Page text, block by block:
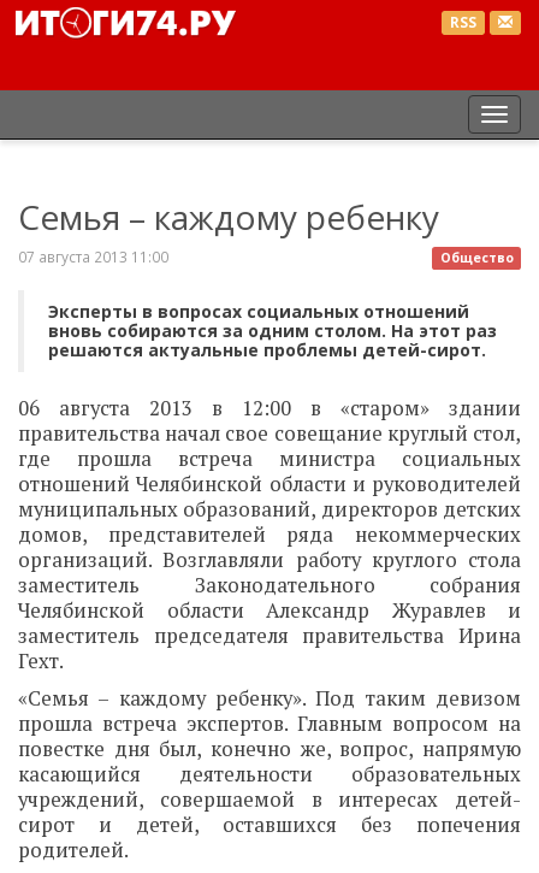
RSS
Семья – каждому ребенку
Общество
07 августа 2013 11:00
Эксперты в вопросах социальных отношений
вновь собираются за одним столом. На этот раз
решаются актуальные проблемы детей-сирот.
06 августа 2013 в 12:00 в «старом» здании
правительства начал свое совещание круглый стол,
где прошла встреча министра социальных
отношений Челябинской области и руководителей
муниципальных образований, директоров детских
домов, представителей ряда некоммерческих
организаций. Возглавляли работу круглого стола
заместитель Законодательного собрания
Челябинской области Александр Журавлев и
заместитель председателя правительства Ирина
Гехт.
«Семья – каждому ребенку». Под таким девизом
прошла встреча экспертов. Главным вопросом на
повестке дня был, конечно же, вопрос, напрямую
касающийся деятельности образовательных
учреждений, совершаемой в интересах детей-
сирот и детей, оставшихся без попечения
родителей.